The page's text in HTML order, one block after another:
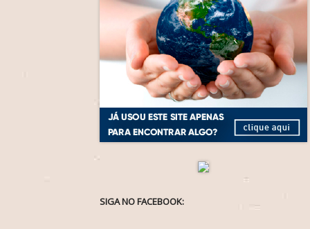
SIGA NO FACEBOOK: